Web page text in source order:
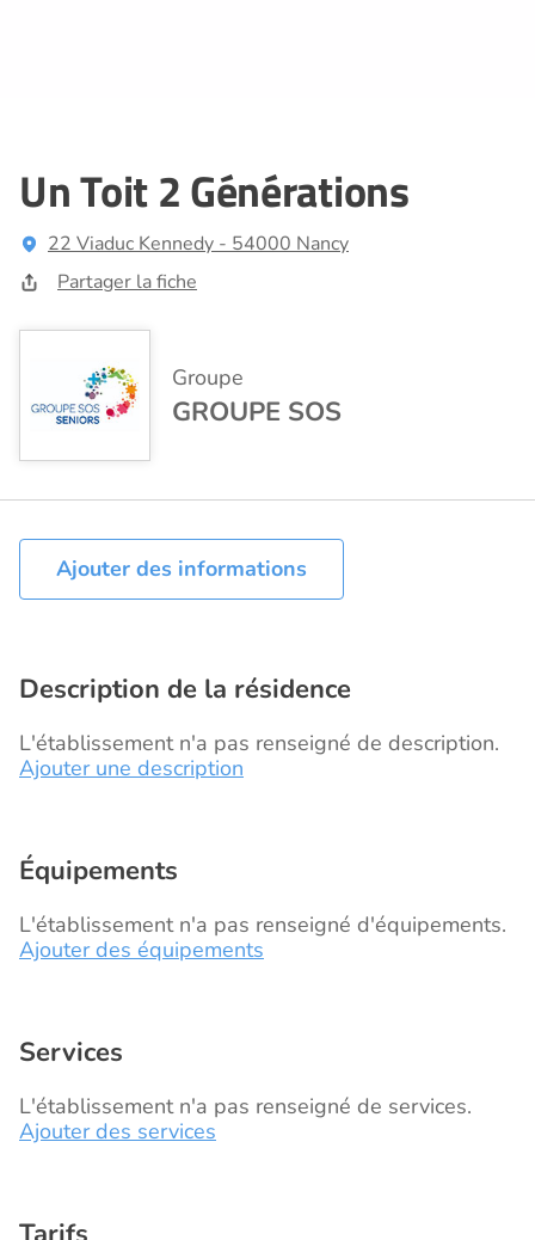
Un Toit 2 Générations
22 Viaduc Kennedy - 54000 Nancy
Partager la fiche
Groupe
GROUPE SOS
Ajouter des informations
Description de la résidence
L'établissement n'a pas renseigné de description.
Ajouter une description
Équipements
L'établissement n'a pas renseigné d'équipements.
Ajouter des équipements
Services
L'établissement n'a pas renseigné de services.
Ajouter des services